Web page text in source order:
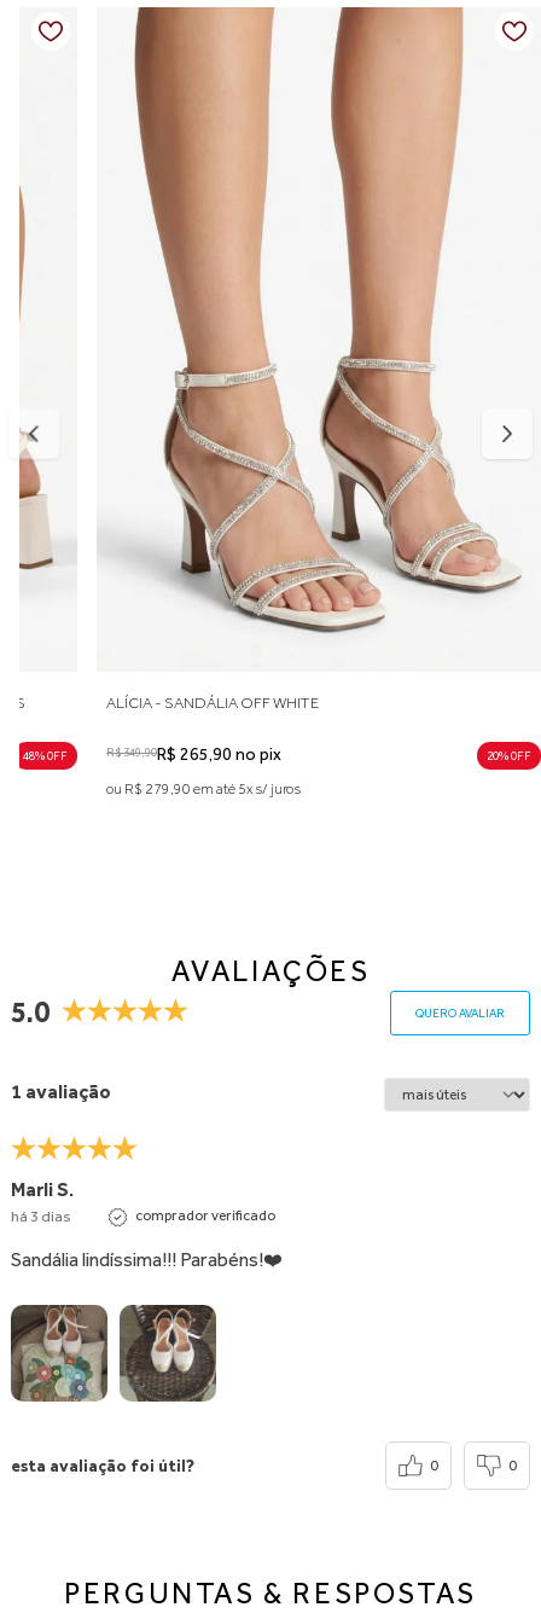
Fechamento: tira traseira (slingback)
Salto: aproximadamente 8 cm
Solado: anabela em corda, leve e estável
Bico: arredondado
Diferenciais: acabamento artesanal, confortável e versátil
34 — aproximadamente 22,6 cm
35 — aproximadamente 23,3 cm
36 — aproximadamente 24,0 cm
37 — aproximadamente 24,6 cm
38 — aproximadamente 25,3 cm
39 — aproximadamente 26,0 cm
Para escolher o tamanho ideal, meça seu pé do dedão até o
calcanhar e adicione cerca de 0,5 cm de folga para garantir conforto
no uso. Se estiver entre dois tamanhos, opte pelo maior para um
encaixe mais confortável. E, se precisar ajustar, a primeira troca é
48% 0FF
ALÍCIA - SANDÁLIA OFF WHITE
R$ 349,90R$ 265,90 no pix 20% 0FF
ou R$ 279,90 em até 5x s/ juros
AVALIAÇÕES
5.0
QUERO AVALIAR
1 avaliação
Marli S.
há 3 dias comprador verificado
Sandália lindíssima!!! Parabéns!❤️
esta avaliação foi útil? 0 0
PERGUNTAS & RESPOSTAS